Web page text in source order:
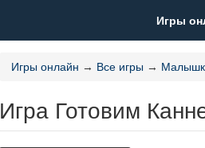
Игры
Игры онлайн → Все игры →
Игра Готовим